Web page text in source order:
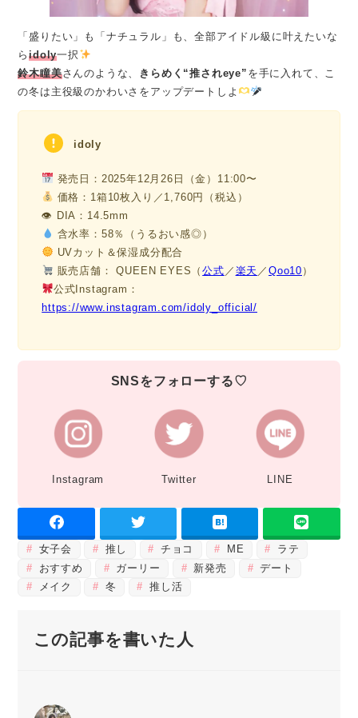
「盛りたい」も「ナチュラル」も、全部アイドル級に叶えたいな
らidoly一択
鈴木瞳美さんのような、 きらめく“推されeye” を手に入れて、こ
の冬は主役級のかわいさをアップデートしよ
idoly
発売日：2025年12月26日（金）11:00〜
価格：1箱10枚入り／1,760円（税込）
👁 DIA：14.5mm
含水率：58％（うるおい感◎）
UVカット＆保湿成分配合
販売店舗： QUEEN EYES（公式 ／ 楽天 ／Qoo10 ）
公式Instagram：
https://www.instagram.com/idoly_official/
SNSをフォローする♡
Instagram Twitter LINE
女子会 推し チョコ ME
ラテ
おすすめ
ガーリー 新発売
デート
メイク
冬 推し活
この記事を書いた人